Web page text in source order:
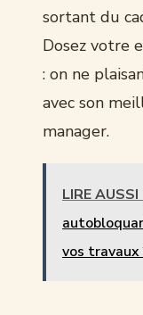
sortant du
Dosez votre
: on ne
avec son
manager.
LIRE AUSSI
vos travaux